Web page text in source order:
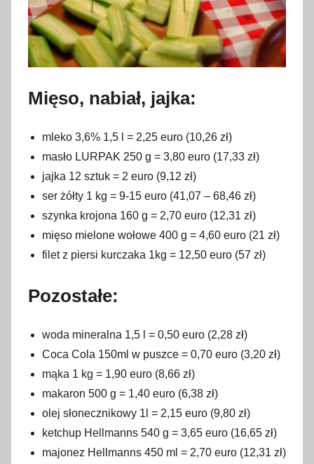
Mięso, nabiał, jajka:
mleko 3,6% 1,5 l = 2,25 euro (10,26 zł)
masło LURPAK 250 g = 3,80 euro (17,33 zł)
jajka 12 sztuk = 2 euro (9,12 zł)
ser żółty 1 kg = 9-15 euro (41,07 – 68,46 zł)
szynka krojona 160 g = 2,70 euro (12,31 zł)
mięso mielone wołowe 400 g = 4,60 euro (21 zł)
filet z piersi kurczaka 1kg = 12,50 euro (57 zł)
Pozostałe:
woda mineralna 1,5 l = 0,50 euro (2,28 zł)
Coca Cola 150ml w puszce = 0,70 euro (3,20 zł)
mąka 1 kg = 1,90 euro (8,66 zł)
makaron 500 g = 1,40 euro (6,38 zł)
olej słonecznikowy 1l = 2,15 euro (9,80 zł)
ketchup Hellmanns 540 g = 3,65 euro (16,65 zł)
majonez Hellmanns 450 ml = 2,70 euro (12,31 zł)